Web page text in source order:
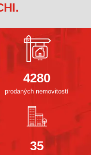
4280
prodaných nemovitostí
35